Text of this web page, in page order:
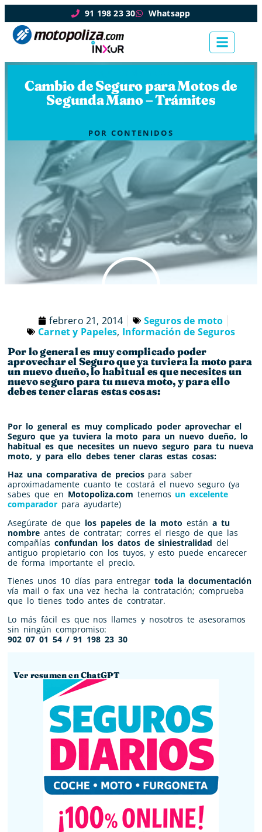
91 198 23 30 Whatsapp
Cambio de Seguro para Motos de
Segunda Mano – Trámites
POR CONTENIDOS
febrero 21, 2014
Seguros de moto
Carnet y Papeles, Información de Seguros
Por lo general es muy complicado poder
aprovechar el Seguro que ya tuviera la moto para
un nuevo dueño, lo habitual es que necesites un
nuevo seguro para tu nueva moto, y para ello
debes tener claras estas cosas:
Por lo general es muy complicado poder aprovechar el
Seguro que ya tuviera la moto para un nuevo dueño, lo
habitual es que necesites un nuevo seguro para tu nueva
moto, y para ello debes tener claras estas cosas:
Haz una comparativa de preciospara saber
aproximadamente cuanto te costará el nuevo seguro (ya
sabes que en Motopoliza.com tenemos un excelente
comparador para ayudarte)
Asegúrate de que los papeles de la moto están a tu
nombre antes de contratar; corres el riesgo de que las
compañías confundan los datos de siniestralidad del
antiguo propietario con los tuyos, y esto puede encarecer
de forma importante el precio.
Tienes unos 10 días para entregartoda la documentación
vía mail o fax una vez hecha la contratación; comprueba
que lo tienes todo antes de contratar.
Lo más fácil es que nos llames y nosotros te asesoramos
sin ningún compromiso:
902 07 01 54 / 91 198 23 30
Ver resumen en ChatGPT